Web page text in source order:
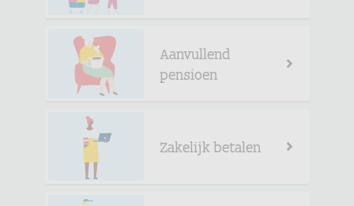
Aanvullend
pensioen
Zakelijk betalen